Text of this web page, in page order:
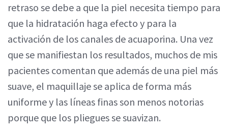
retraso se debe a que la piel necesita tiempo para
que la hidratación haga efecto y para la
activación de los canales de acuaporina. Una vez
que se manifiestan los resultados, muchos de mis
pacientes comentan que además de una piel más
suave, el maquillaje se aplica de forma más
uniforme y las líneas finas son menos notorias
porque que los pliegues se suavizan.